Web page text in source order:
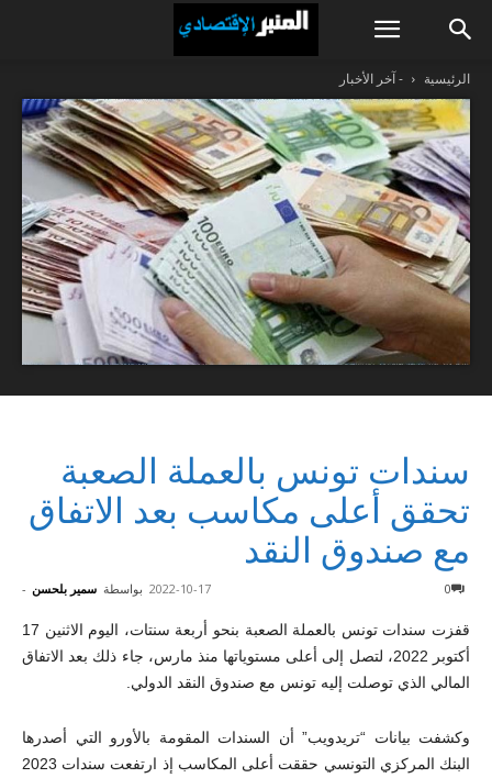
الرئيسية - آخر الأخبار
سندات تونس بالعملة الصعبة
تحقق أعلى مكاسب بعد الاتفاق
مع صندوق النقد
بواسطة سمير بلحسن - 2022-10-17 0
قفزت سندات تونس بالعملة الصعبة بنحو أربعة سنتات، اليوم الاثنين 17
أكتوبر 2022، لتصل إلى أعلى مستوياتها منذ مارس، جاء ذلك بعد الاتفاق
المالي الذي توصلت إليه تونس مع صندوق النقد الدولي.
وكشفت بيانات “تريدويب” أن السندات المقومة بالأورو التي أصدرها
البنك المركزي التونسي حققت أعلى المكاسب إذ ارتفعت سندات 2023